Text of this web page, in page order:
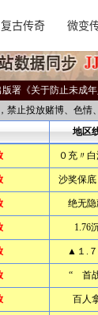
复古传奇 微变